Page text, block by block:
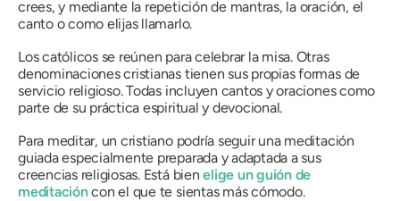
crees, y mediante la repetición de mantras, la oración, el
canto o como elijas llamarlo.
Los católicos se reúnen para celebrar la misa. Otras
denominaciones cristianas tienen sus propias formas de
servicio religioso. Todas incluyen cantos y oraciones como
parte de su práctica espiritual y devocional.
Para meditar, un cristiano podría seguir una meditación
guiada especialmente preparada y adaptada a sus
creencias religiosas. Está bienelige un guión de
meditacióncon el que te sientas más cómodo.